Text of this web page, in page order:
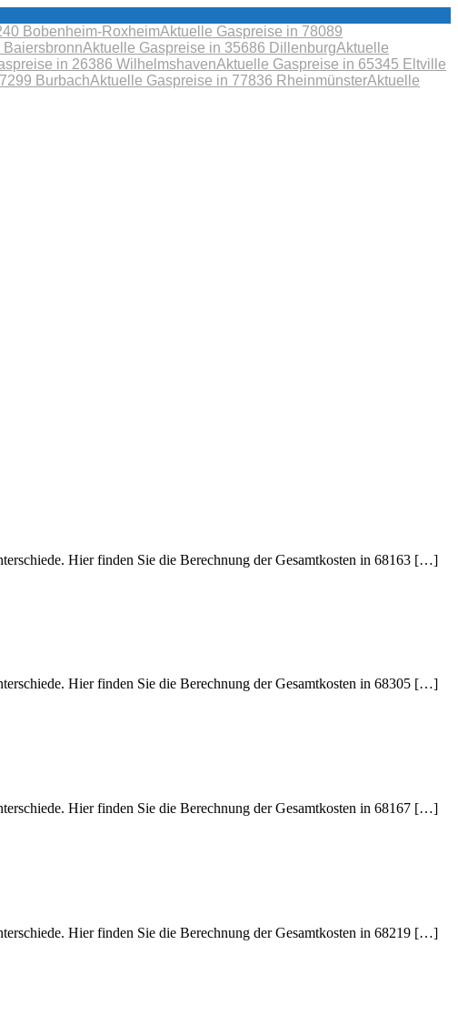
Bobenheim-RoxheimAktuelle Gaspreise in 78089
Aktuelle Gaspreise in 35686 DillenburgAktuelle
in 26386 WilhelmshavenAktuelle Gaspreise in 65345 Eltville
BurbachAktuelle Gaspreise in 77836 RheinmünsterAktuelle
Hier finden Sie die Berechnung der Gesamtkosten in 68163 […]
Hier finden Sie die Berechnung der Gesamtkosten in 68305 […]
Hier finden Sie die Berechnung der Gesamtkosten in 68167 […]
Hier finden Sie die Berechnung der Gesamtkosten in 68219 […]